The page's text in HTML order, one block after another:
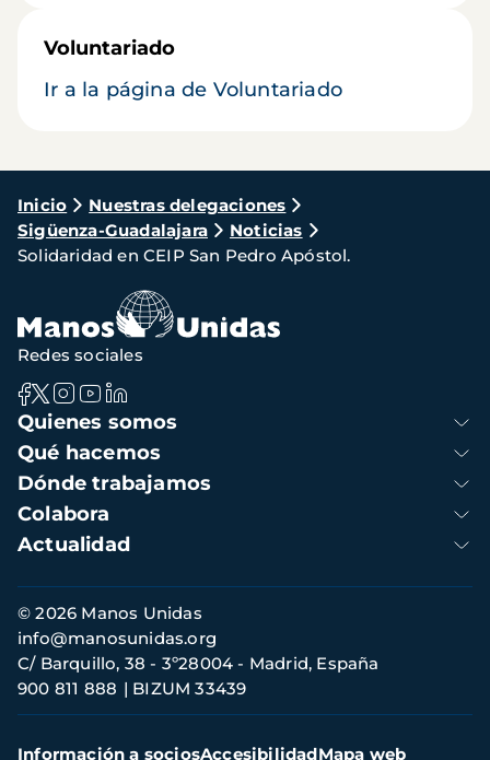
Voluntariado
Ir a la página de Voluntariado
Ruta
de
navegación
Inicio
Nuestras delegaciones
Sigüenza-Guadalajara
Noticias
Solidaridad en CEIP San Pedro Apóstol.
Navegación
principal
Quienes somos
Qué hacemos
Dónde trabajamos
Colabora
Actualidad
Redes sociales
Información
de
contacto
© 2026 Manos Unidas
C/ Barquillo, 38 - 3º28004 - Madrid, España
900 811 888
BIZUM 33439
info@manosunidas.org
Menú
Información a sociosAccesibilidadMapa web